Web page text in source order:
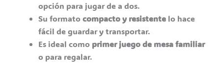
opción para jugar de a dos.
Su formatocompacto y resistente lo hace
fácil de guardar y transportar.
Es ideal como primer juego de mesa familiar
o para regalar.